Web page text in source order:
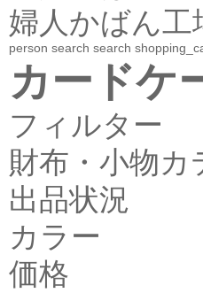
婦人かばん工
person search search
カードケ
フィルター
財布・小物カ
出品状況
カラー
価格